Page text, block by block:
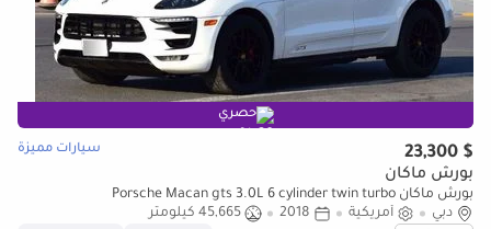
حصري
$ 23,300 سيارات مميزة
بورش ماكان
بورش ماكان Porsche Macan gts 3.0L 6 cylinder twin turbo
دبي
أمريكية 2018
45,665 كيلومتر